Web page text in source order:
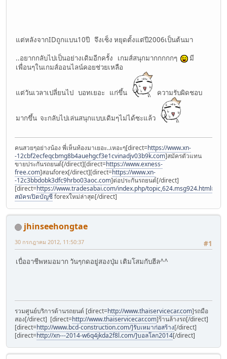
แต่หลังจากIDถูกแบน10ปี จึงเซ็ง หยุดตั้งแต่ปี2006เป็นต้นมา
..อยากกลับไปเป็นอย่างเดิมอีกครั้ง เกมส์สนุกมากกกกกๆ
มี
เพื่อนๆในเกมส์ออนไลน์คอยช่วยเหลือ
แต่วันเวลาเปลี่ยนไป บอทเยอะ แก่ขึ้น ความรับผิดชอบ
มากขึ้น จะกลับไปเล่นสนุกแบบเดิมๆไม่ได้ซะแล้ว
คนสวยๆอย่างน้อง พี่เห็นท้องมาเยอะ..เหอะๆ[direct=https://www.xn-
-12cbf2ecfeqcbmg8b4auehgcf3e1cvinadjv03b9k.com]สมัครตัวแทน
ขายประกันรถยนต์[/direct][direct=https://www.exness-
free.com]สอนforex[/direct][direct=https://www.xn-
-12c3bbdobk3dfc9hrbo03aoc.com]ต่อประกันรถยนต์[/direct]
[direct=https://www.tradesabai.com/index.php/
สมัครเปิดบัญชีforexใหม่ล่าสุด[/direct]
jhinseehongtae
#1
30 กรกฎาคม 2012, 11:50:37
เบื่ออาชีพหมอมาก วันๆกดอยู่สองปุ่ม เติมโสมกับฮีล^^
รวมศูนย์บริการด้านรถยนต์ [direct=http://www.thaiservicecar.com]รถมือ
สอง[/direct] [direct=http://www.thaiservicecar.com]ร้านล้างรถ[/direct]
[direct=http://www.bcd-construction.com/]รับเหมาก่อสร้าง[/direct]
[direct=http://xn---2014-w6q4jkda2f8l.com/]บอลโลก2014[/direct]